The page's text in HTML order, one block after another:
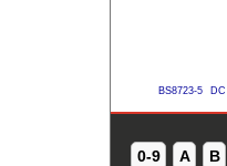
BS8723-5 DC
0-9 A B